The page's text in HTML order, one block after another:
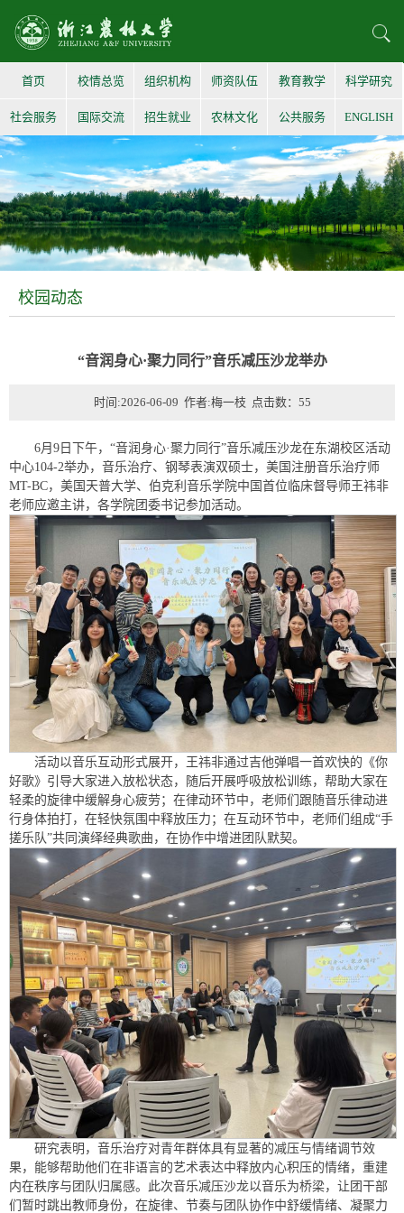
首页 校情总览 组织机构 师资队伍 教育教学 科学研究
社会服务 国际交流 招生就业 农林文化 公共服务 ENGLISH
校园动态
“音润身心·聚力同行”音乐减压沙龙举办
时间:2026-06-09 作者:梅一枝 点击数： 55
6月9日下午，“音润身心·聚力同行”音乐减压沙龙在东湖校区活动
中心104-2举办，音乐治疗、钢琴表演双硕士，美国注册音乐治疗师
MT-BC，美国天普大学、伯克利音乐学院中国首位临床督导师王祎非
老师应邀主讲，各学院团委书记参加活动。
活动以音乐互动形式展开，王祎非通过吉他弹唱一首欢快的《你
好歌》引导大家进入放松状态，随后开展呼吸放松训练，帮助大家在
轻柔的旋律中缓解身心疲劳；在律动环节中，老师们跟随音乐律动进
行身体拍打，在轻快氛围中释放压力；在互动环节中，老师们组成“手
搓乐队”共同演绎经典歌曲，在协作中增进团队默契。
研究表明，音乐治疗对青年群体具有显著的减压与情绪调节效
果，能够帮助他们在非语言的艺术表达中释放内心积压的情绪，重建
内在秩序与团队归属感。此次音乐减压沙龙以音乐为桥梁，让团干部
们暂时跳出教师身份，在旋律、节奏与团队协作中舒缓情绪、凝聚力